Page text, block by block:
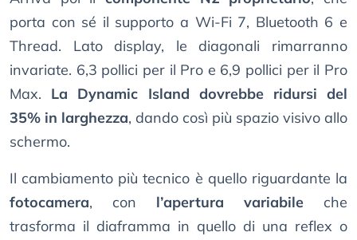
porta con sé il supporto a Wi-Fi 7, Bluetooth 6 e
Thread. Lato display, le diagonali rimarranno
invariate. 6,3 pollici per il Pro e 6,9 pollici per il Pro
Max. La Dynamic Island dovrebbe ridursi del
35% in larghezza, dando così più spazio visivo allo
schermo.
Il cambiamento più tecnico è quello riguardante la
fotocamera, con l’apertura variabile che
trasforma il diaframma in quello di una reflex o